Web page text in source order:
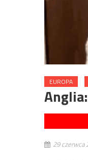
EUROPA
29 czerwca